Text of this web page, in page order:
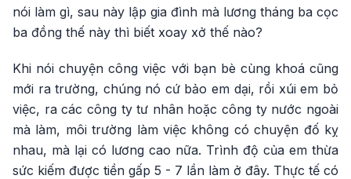
nói làm gì, sau này lập gia đình mà lương tháng ba cọc
ba đồng thế này thì biết xoay xở thế nào?
Khi nói chuyện công việc với bạn bè cùng khoá cũng
mới ra trường, chúng nó cứ bảo em dại, rồi xúi em bỏ
việc, ra các công ty tư nhân hoặc công ty nước ngoài
mà làm, môi trường làm việc không có chuyện đố kỵ
nhau, mà lại có lương cao nữa. Trình độ của em thừa
sức kiếm được tiền gấp 5 - 7 lần làm ở đây. Thực tế có